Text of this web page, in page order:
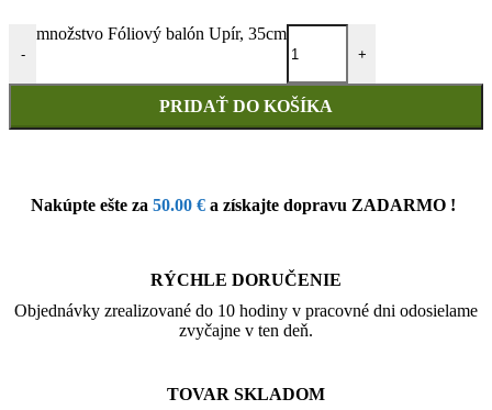
-
množstvo Fóliový balón Upír, 35cm
+
PRIDAŤ DO KOŠÍKA
Nakúpte ešte za 50.00 € a získajte dopravu ZADARMO !
RÝCHLE DORUČENIE
Objednávky zrealizované do 10 hodiny v pracovné dni odosielame
zvyčajne v ten deň.
TOVAR SKLADOM